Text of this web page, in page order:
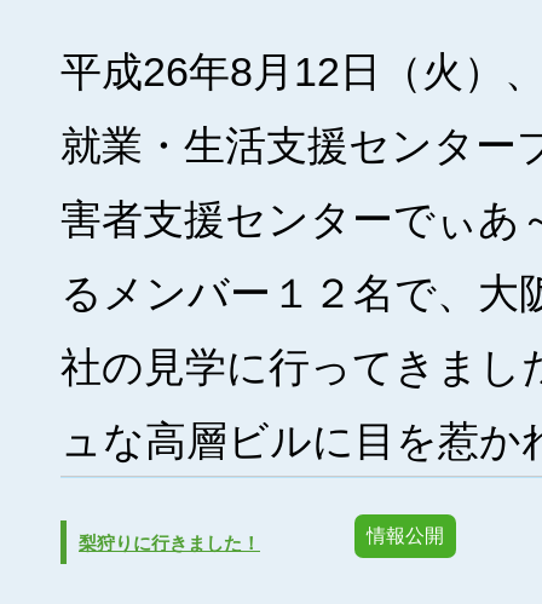
平成26年8月12日（火）
就業・生活支援センター
害者支援センターでぃあ
るメンバー１２名で、大
社の見学に行ってきまし
ュな高層ビルに目を惹
梨狩りに行きました！ 情報公開